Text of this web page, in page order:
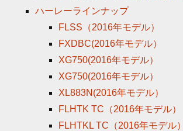
ハーレーラインナップ
FLSS（2016年モデル）
FXDBC(2016年モデル）
XG750(2016年モデル）
XG750(2016年モデル）
XL883N(2016年モデル）
FLHTK TC（2016年モデル）
FLHTKL TC（2016年モデル）